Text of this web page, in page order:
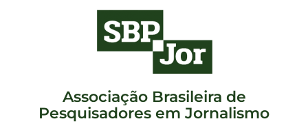
Associação Brasileira de
Pesquisadores em Jornalismo